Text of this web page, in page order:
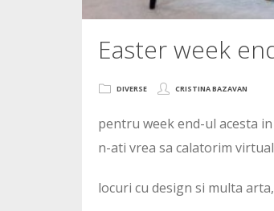
Easter week
DIVERSE CRISTINA BAZAVAN
pentru week end-ul acesta
n-ati vrea sa calatorim
locuri cu design si multa